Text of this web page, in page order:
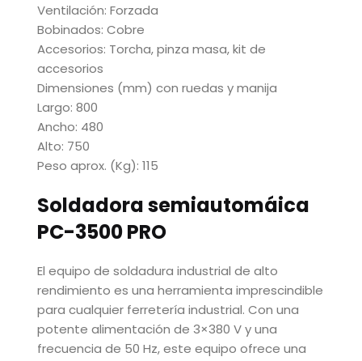
Ventilación: Forzada
Bobinados: Cobre
Accesorios: Torcha, pinza masa, kit de
accesorios
Dimensiones (mm) con ruedas y manija
Largo: 800
Ancho: 480
Alto: 750
Peso aprox. (Kg): 115
Soldadora semiautomáica
PC-3500 PRO
El equipo de soldadura industrial de alto
rendimiento es una herramienta imprescindible
para cualquier ferretería industrial. Con una
potente alimentación de 3×380 V y una
frecuencia de 50 Hz, este equipo ofrece una